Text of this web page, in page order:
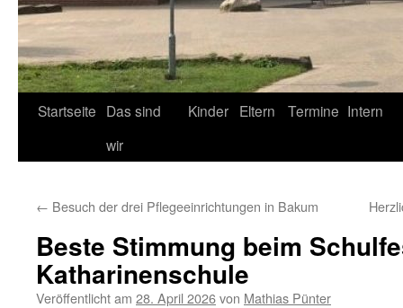
Startseite Das sind
wir
Kinder Eltern Termine Intern
← Besuch der drei Pflegeeinrichtungen in Bakum
Beste Stimmung beim
Katharinenschule
Veröffentlicht am 28. April 2026von Mathias Pünter